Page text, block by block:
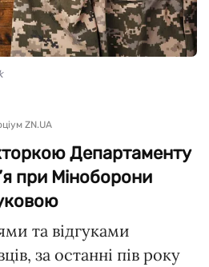
ZN.UA
Департаменту
при Міноборони
та відгуками
за останні пів року